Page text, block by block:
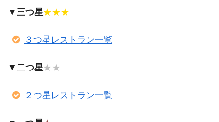
▼ 三つ星★★★
３つ星レストラン一覧
▼ 二つ星★★
２つ星レストラン一覧